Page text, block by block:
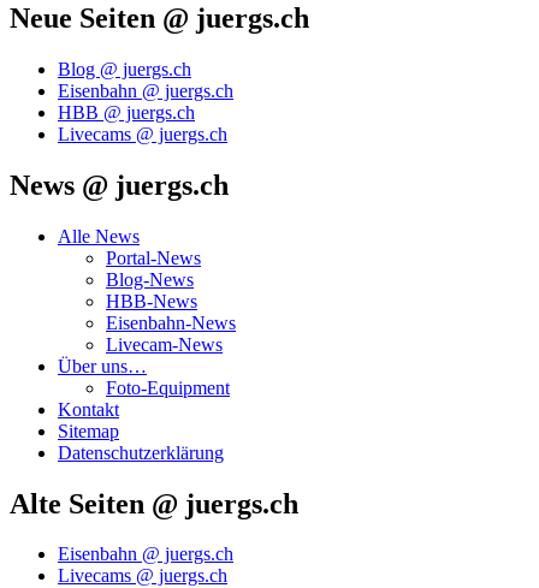
Neue Seiten @ juergs.ch
Blog @ juergs.ch
Eisenbahn @ juergs.ch
HBB @ juergs.ch
Livecams @ juergs.ch
News @ juergs.ch
Alle News
Portal-News
Blog-News
HBB-News
Eisenbahn-News
Livecam-News
Über uns…
Foto-Equipment
Kontakt
Sitemap
Datenschutzerklärung
Alte Seiten @ juergs.ch
Eisenbahn @ juergs.ch
Livecams @ juergs.ch